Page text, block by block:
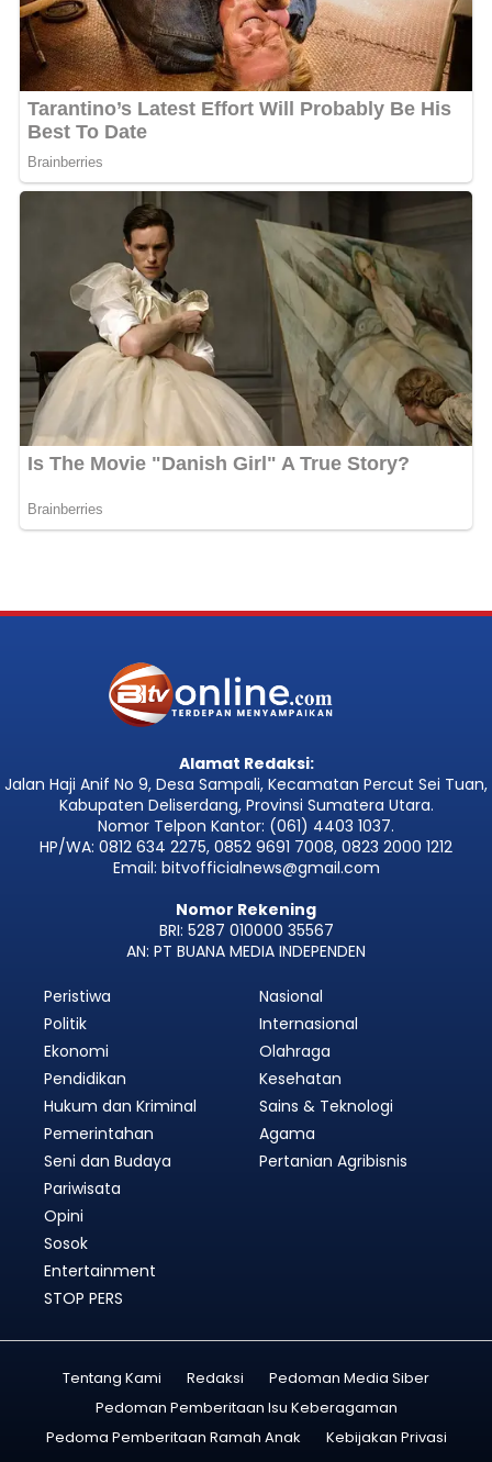
Alamat Redaksi:
Jalan Haji Anif No 9, Desa Sampali, Kecamatan Percut Sei Tuan,
Kabupaten Deliserdang, Provinsi Sumatera Utara.
Nomor Telpon Kantor: (061) 4403 1037.
HP/WA: 0812 634 2275, 0852 9691 7008, 0823 2000 1212
Email: bitvofficialnews@gmail.com
Nomor Rekening
BRI: 5287 010000 35567
AN: PT BUANA MEDIA INDEPENDEN
Peristiwa
Politik
Ekonomi
Pendidikan
Hukum dan Kriminal
Pemerintahan
Nasional
Internasional
Olahraga
Kesehatan
Sains & Teknologi
Agama
Seni dan Budaya
Pariwisata
Opini
Sosok
Entertainment
STOP PERS
Pertanian Agribisnis
Tentang Kami Redaksi
Pedoman Media Siber
Pedoman Pemberitaan Isu Keberagaman
Pedoma Pemberitaan Ramah Anak
Kebijakan Privasi